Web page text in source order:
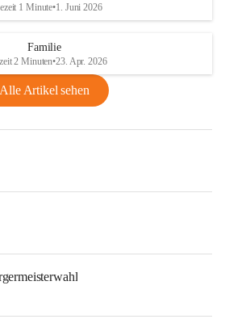
1 Minute•1. Juni 2026
Familie
2 Minuten•23. Apr. 2026
Alle Artikel sehen